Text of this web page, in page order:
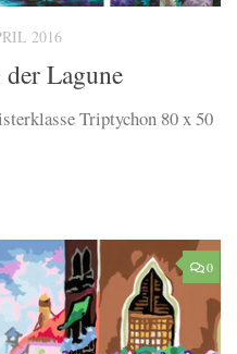
2016
Lagune
Triptychon 80 x 50
0